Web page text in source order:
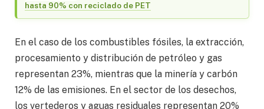
hasta 90% con reciclado de PET
En el caso de los combustibles fósiles, la extracción,
procesamiento y distribución de petróleo y gas
representan 23%, mientras que la minería y carbón
12% de las emisiones. En el sector de los desechos,
los vertederos y aguas residuales representan 20%